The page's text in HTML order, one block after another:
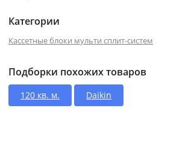
Категории
Кассетные блоки мульти сплит-систем
Подборки похожих товаров
120 кв. м. Daikin